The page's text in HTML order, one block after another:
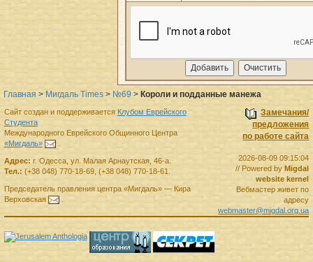
Главная > Мигдаль Times > №69 > Короли и подданные манежа
Замечания/
предложения
по работе сайта
2026-08-09 09:15:04
// Powered by Migdal
website kernel
Вебмастер живет по
адресу
webmaster@migdal.org.ua
Сайт создан и поддерживается Клубом Еврейского
Студента
Международного Еврейского Общинного Центра
«Мигдаль»
.
Адрес: г. Одесса, ул. Малая Арнаутская, 46-а.
Тел.: (+38 048) 770-18-69, (+38 048) 770-18-61.
Председатель правленияцентра «Мигдаль»— Кира
Верховская
.